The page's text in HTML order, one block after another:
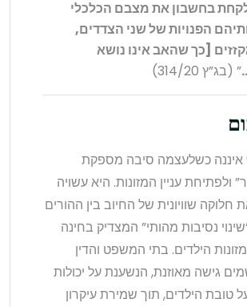
בחשבון את מצבם הכלכלי
הפנויות של שני הצדדים,
[כך שהאב אינו נושא
” (בג”ץ 314/20)
הלכת 919/15 איננה כשלעצמה סיבה מספקת
ולפתיחת עניין המזונות. היא עשויה
חלוקה שוויונית של החיוב בין ההורים
נסיבות מהותי” המצדיק בחינה
הילדים. בתי המשפט והדין
גישה מאוזנת, הנשענת על יכולות
טובת הילדים, תוך שמירת עיקרון